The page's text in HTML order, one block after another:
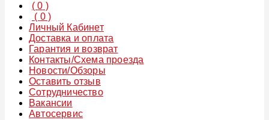
(0 )
( 0)
Личный Кабинет
Доставка и оплата
Гарантия и возврат
Контакты/Схема проезда
Новости/Обзоры
Оставить отзыв
Сотрудничество
Вакансии
Автосервис